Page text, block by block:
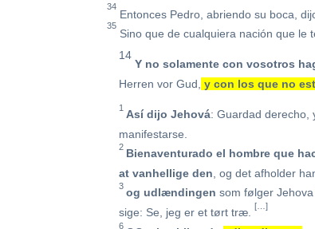
34
Entonces Pedro, abriendo su boca,
35
Sino que de cualquiera nación que le
14
Y no solamente con vosotros
Herren vor Gud, y con los que no
1 Así dijo Jehová: Guardad derecho,
manifestarse.
2 Bienaventurado el hombre que
at vanhellige den , og det afholder
3 og udlændingen som følger
sige: Se, jeg er et tørt træ.[…]
6